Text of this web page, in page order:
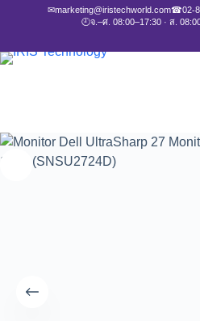
✉marketing@iristechworld.com☎02-
🕘จ.–ศ. 08:00–17:30 · ส.